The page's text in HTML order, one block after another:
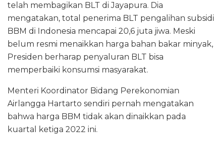
telah membagikan BLT di Jayapura. Dia
mengatakan, total penerima BLT pengalihan subsidi
BBM di Indonesia mencapai 20,6 juta jiwa. Meski
belum resmi menaikkan harga bahan bakar minyak,
Presiden berharap penyaluran BLT bisa
memperbaiki konsumsi masyarakat.
Menteri Koordinator Bidang Perekonomian
Airlangga Hartarto sendiri pernah mengatakan
bahwa harga BBM tidak akan dinaikkan pada
kuartal ketiga 2022 ini.